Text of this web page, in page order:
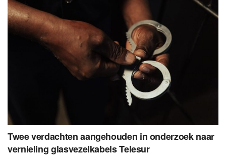
Twee verdachten aangehouden in onderzoek naar
vernieling glasvezelkabels Telesur